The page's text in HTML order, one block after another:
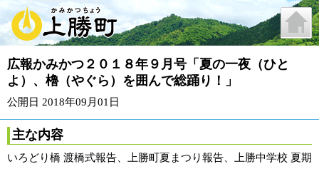
広報かみかつ２０１８年９月号「夏の一夜（ひと
よ）、櫓（やぐら）を囲んで総踊り！」
公開日 2018年09月01日
主な内容
いろどり橋 渡橋式報告、上勝町夏まつり報告、上勝中学校 夏期